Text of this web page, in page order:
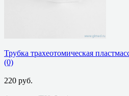
Трубка трахеотомическая
(0)
220 руб.